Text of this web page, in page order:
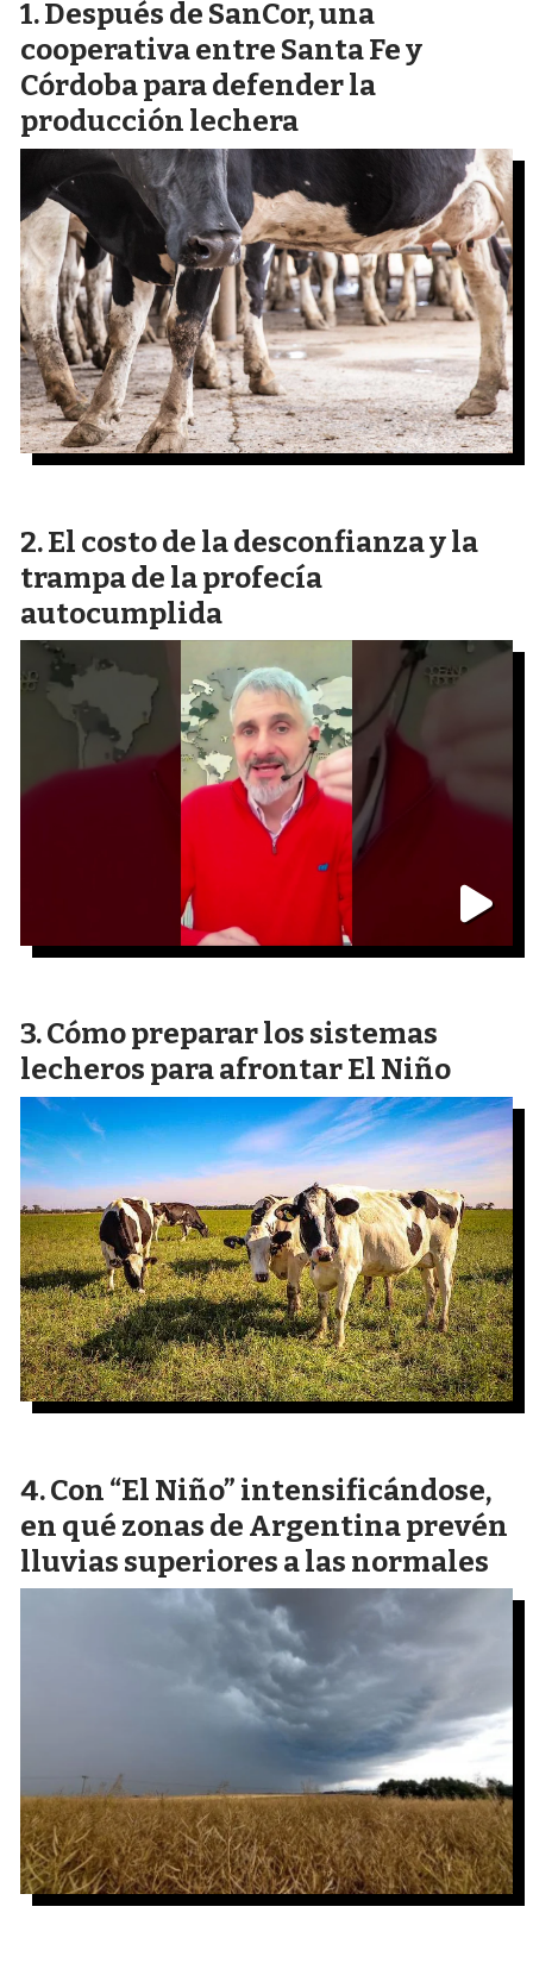
Después de SanCor, una
cooperativa entre Santa Fe y
Córdoba para defender la
producción lechera
El costo de la desconfianza y la
trampa de la profecía
autocumplida
Cómo preparar los sistemas
lecheros para afrontar El Niño
Con “El Niño” intensificándose,
en qué zonas de Argentina prevén
lluvias superiores a las normales